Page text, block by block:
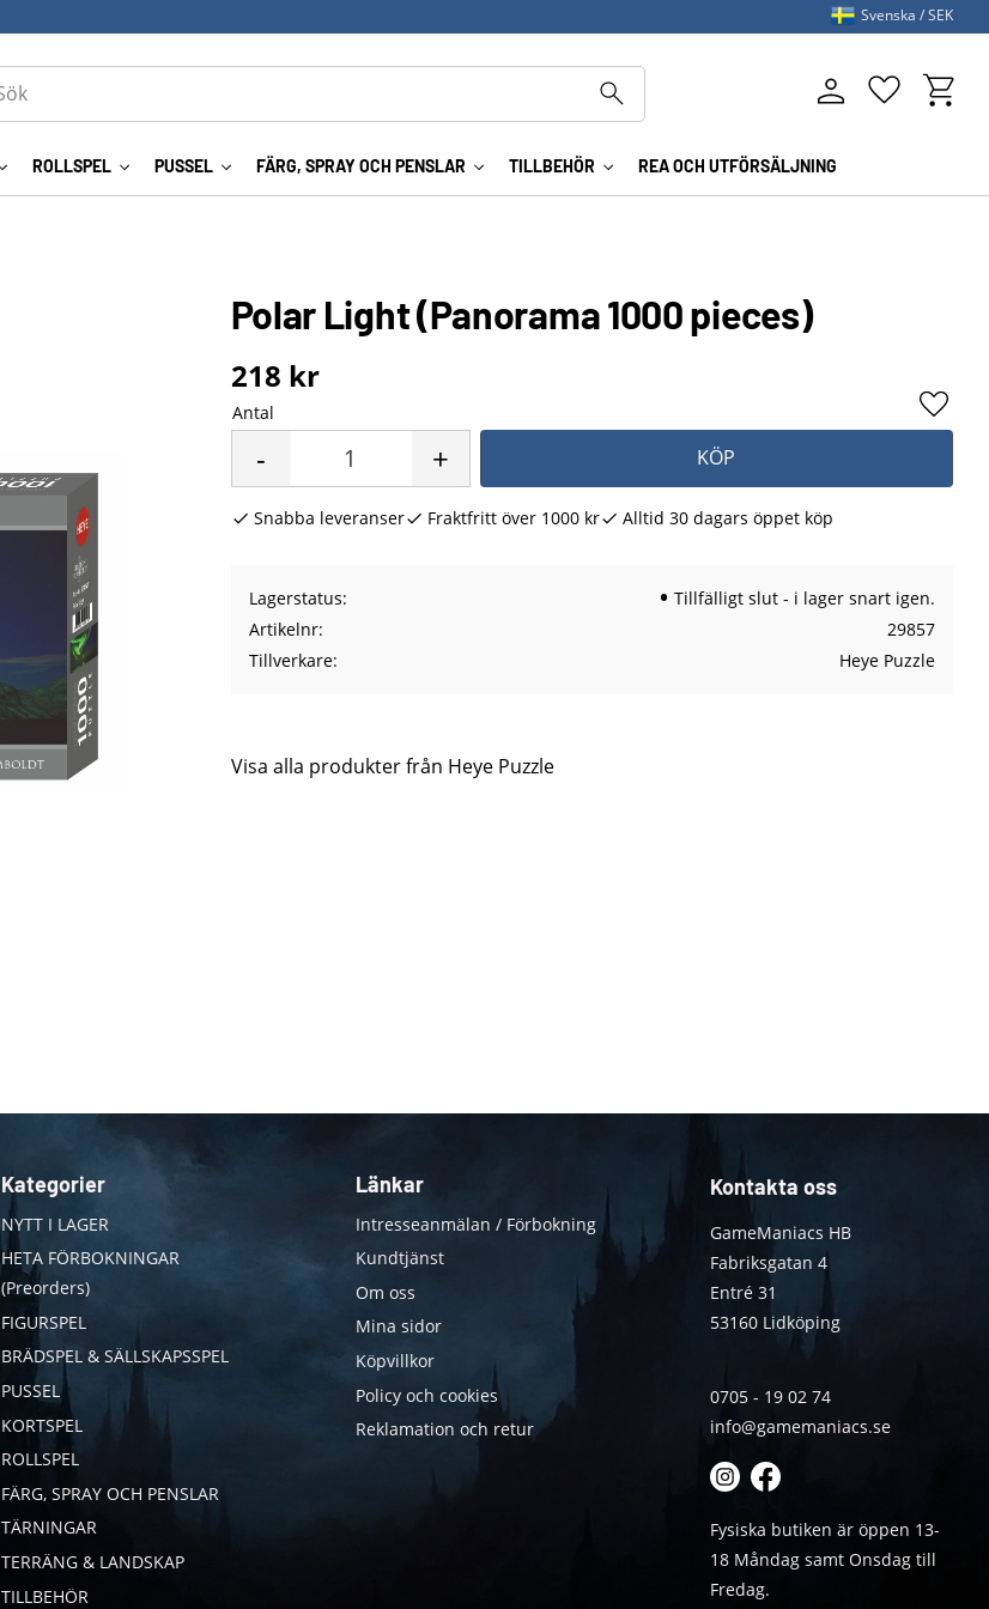
ROLLSPEL PUSSEL FÄRG, SPRAY OCH PENSLAR TILLBEHÖR REA OCH UTFÖRSÄLJNING
Favoriter
Svenska SEK
Polar Light (Panorama 1000 pieces)
218 kr
Antal
+
- KÖP
Lägg
Snabba leveranser Fraktfritt över 1000 kr Alltid 30 dagars öppet köp
Lagerstatus
Tillfälligt slut - i lager snart igen.
Artikelnr
29857
Tillverkare
Heye Puzzle
Visa alla produkter från Heye Puzzle
Kategorier
NYTT I LAGER
HETA FÖRBOKNINGAR
(Preorders)
FIGURSPEL
BRÄDSPEL & SÄLLSKAPSSPEL
PUSSEL
KORTSPEL
ROLLSPEL
FÄRG, SPRAY OCH PENSLAR
TÄRNINGAR
TERRÄNG & LANDSKAP
TILLBEHÖR
Länkar
Intresseanmälan / Förbokning
Kundtjänst
Om oss
Mina sidor
Köpvillkor
Policy och cookies
Reklamation och retur
Kontakta oss
GameManiacs HB
Fabriksgatan 4
Entré 31
53160 Lidköping
0705 - 19 02 74
info@gamemaniacs.se
Fysiska butiken är öppen 13-
18 Måndag samt Onsdag till
Fredag.